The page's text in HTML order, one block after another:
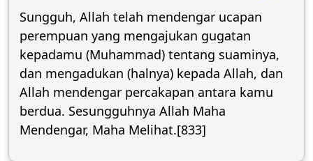
Sungguh, Allah telah mendengar ucapan
perempuan yang mengajukan gugatan
kepadamu (Muhammad) tentang suaminya,
dan mengadukan (halnya) kepada Allah, dan
Allah mendengar percakapan antara kamu
berdua. Sesungguhnya Allah Maha
Mendengar, Maha Melihat.[833]